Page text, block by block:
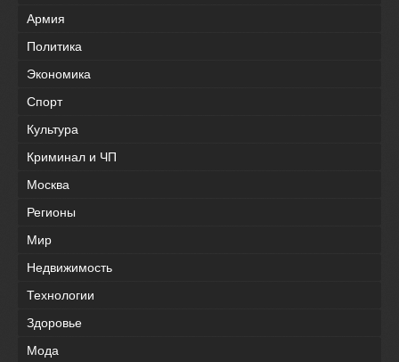
Армия
Политика
Экономика
Спорт
Культура
Криминал и ЧП
Москва
Регионы
Мир
Недвижимость
Технологии
Здоровье
Мода